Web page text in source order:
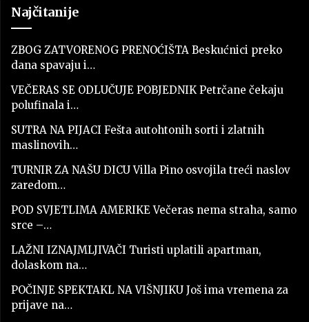
Najčitanije
ZBOG ZATVORENOG PRENOĆIŠTA Beskućnici preko
dana spavaju i…
VEČERAS SE ODLUČUJE POBJEDNIK Petrčane čekaju
polufinala i…
SUTRA NA PIJACI Fešta autohtonih sorti i zlatnih
maslinovih…
TURNIR ZA NAŠU DICU Villa Pino osvojila treći naslov
zaredom…
POD SVJETLIMA AMERIKE Večeras nema straha, samo
srce –…
LAŽNI IZNAJMLJIVAČI Turisti uplatili apartman,
dolaskom na…
POČINJE SPEKTAKL NA VIŠNJIKU Još ima vremena za
prijave na…